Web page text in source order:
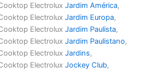
ElectroluxJardim América,
ElectroluxJardim Europa,
ElectroluxJardim Paulista,
ElectroluxJardim Paulistano,
ElectroluxJardins,
ElectroluxJockey Club,